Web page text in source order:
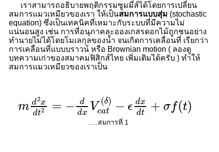
เราสามารถอธิบายพฤติกรรมซูมมี่ส์ได้โดยการเปลี่ยน
สมการแมวเหมียวของเรา ให้เป็นสมการแบบสุ่ม (stochastic
equation) ซึ่งเป็นเทคนิคที่เหมาะกับระบบที่มีความไม่
แน่นอนสูง เช่น การที่อนุภาคละอองเกสรดอกไม้ถูกชนอย่าง
ทำนายไม่ได้โดยโมเลกุลของน้ำ จนเกิดการเคลื่อนที่ เรียกว่า
การเคลื่อนที่แบบบราวน์ หรือ Brownian motion ( ลองดู
บทความเก่าของสมาคมฟิสิกส์ไทย เพิ่มเติมได้ครับ ) ทำให้
สมการแมวเหมียวของเราเป็น
m d2x
dt2 = −
d
dx V (δ)
cat − ϵ dx
dt + σ f(t)
d2 d Vc δ)− + σ
.....สมการที่ 1